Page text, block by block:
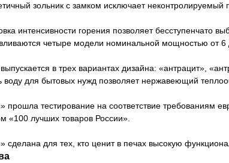
зольник с замком исключает неконтролируемый
интенсивности горения позволяет бесступенчато
четыре модели номинальной мощностью от
в трех вариантах дизайна: «антрацит»,
воду для бытовых нужд позволяет нержавеющий
прошла тестирование на соответствие требованиям
«100 лучших товаров России».
сделана для тех, кто ценит в печах высокую